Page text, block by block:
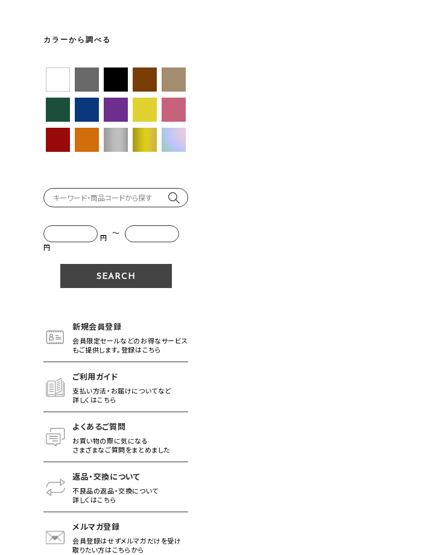
カラーから調べる
円 ～
円
新規会員登録
会員限定セールなどのお得なサービス
もご提供します。登録はこちら
ご利用ガイド
支払い方法・お届けについてなど
詳しくはこちら
よくあるご質問
お買い物の際に気になる
さまざまなご質問をまとめました
返品・交換について
不良品の返品・交換について
詳しくはこちら
メルマガ登録
会員登録はせずメルマガだけを受け
取りたい方はこちらから